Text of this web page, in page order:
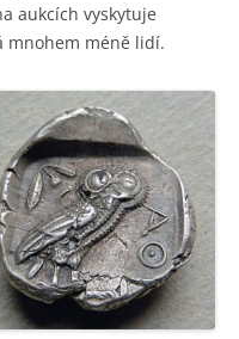
aukcích vyskytuje
mnohem méně lidí.